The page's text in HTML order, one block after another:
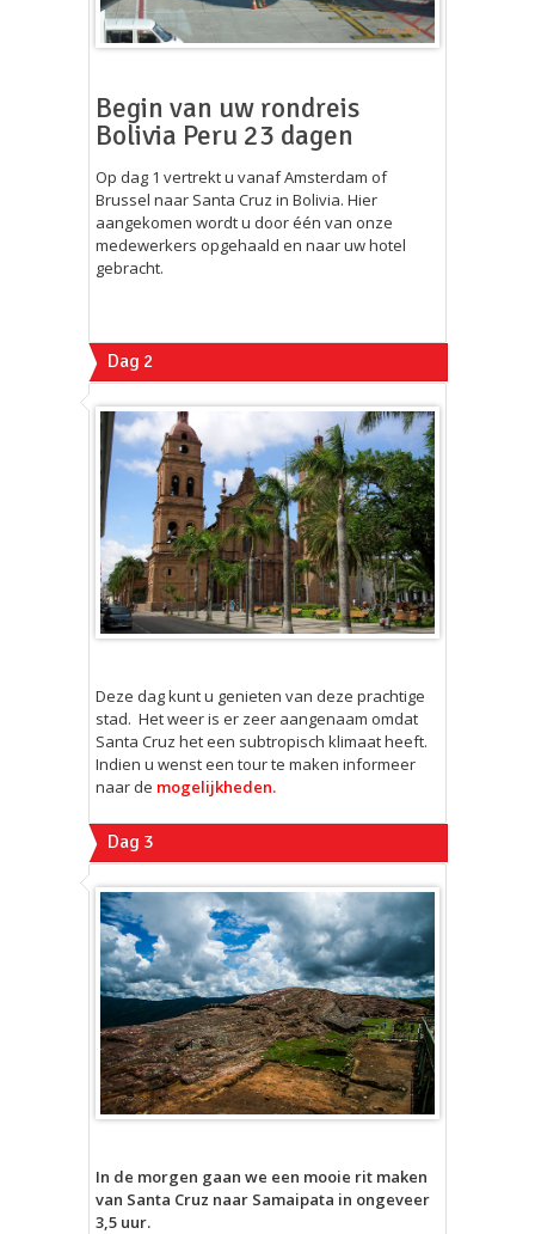
Begin van uw rondreis
Bolivia Peru 23 dagen
Op dag 1 vertrekt u vanaf Amsterdam of
Brussel naar Santa Cruz in Bolivia. Hier
aangekomen wordt u door één van onze
medewerkers opgehaald en naar uw hotel
gebracht.
Dag 2
Deze dag kunt u genieten van deze prachtige
stad. Het weer is er zeer aangenaam omdat
Santa Cruz het een subtropisch klimaat heeft.
Indien u wenst een tour te maken informeer
naar de mogelijkheden.
Dag 3
In de morgen gaan we een mooie rit maken
van Santa Cruz naar Samaipata in ongeveer
3,5 uur.